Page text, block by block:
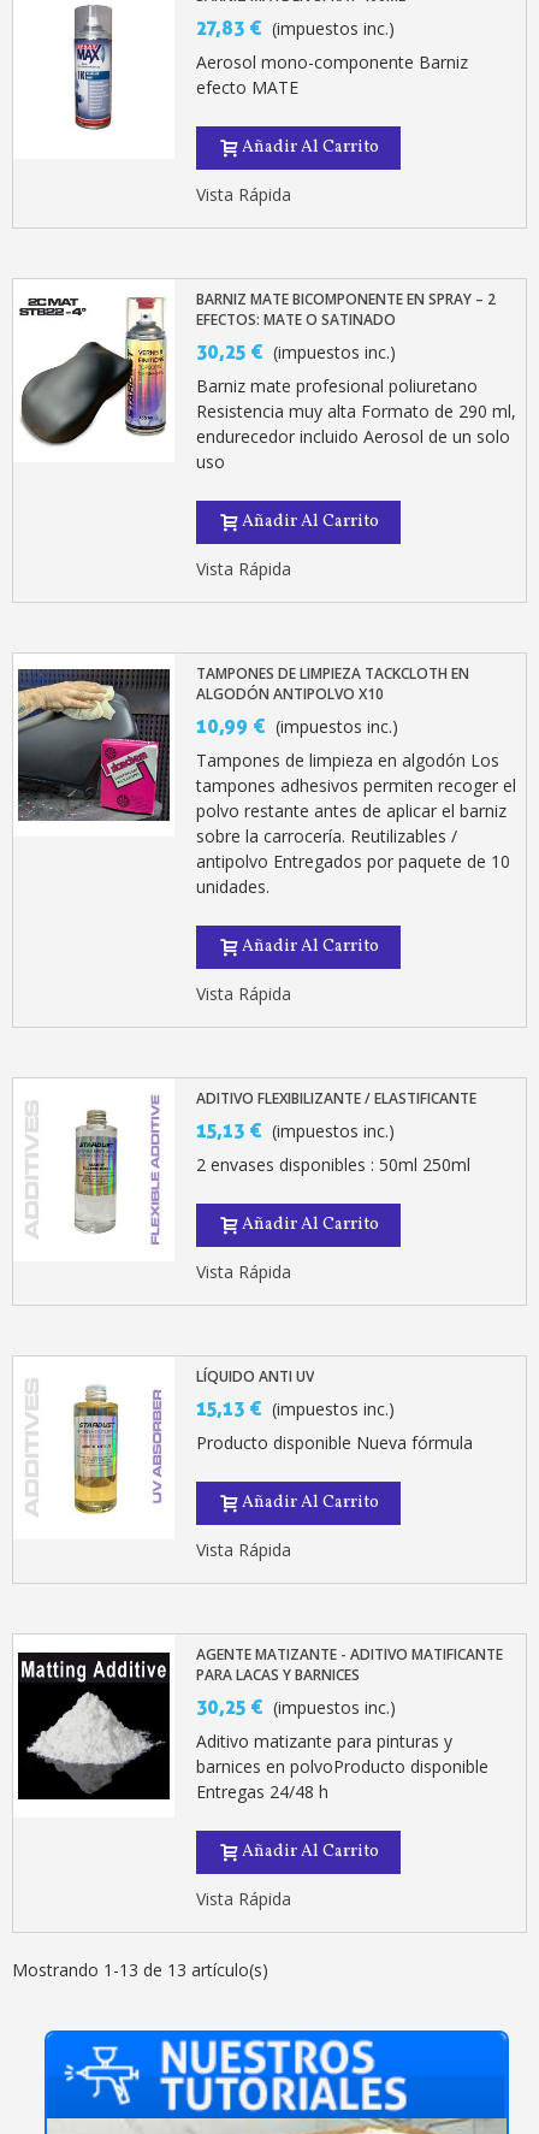
27,83 € (impuestos inc.)
Aerosol mono-componente Barniz
efecto MATE
Añadir Al Carrito
Vista Rápida
BARNIZ MATE BICOMPONENTE EN SPRAY – 2
EFECTOS: MATE O SATINADO
30,25 € (impuestos inc.)
Barniz mate profesional poliuretano
Resistencia muy alta Formato de 290 ml,
endurecedor incluido Aerosol de un solo
uso
Añadir Al Carrito
Vista Rápida
TAMPONES DE LIMPIEZA TACKCLOTH EN
ALGODÓN ANTIPOLVO X10
10,99 € (impuestos inc.)
Tampones de limpieza en algodón Los
tampones adhesivos permiten recoger el
polvo restante antes de aplicar el barniz
sobre la carrocería. Reutilizables /
antipolvo Entregados por paquete de 10
unidades.
Añadir Al Carrito
Vista Rápida
ADITIVO FLEXIBILIZANTE / ELASTIFICANTE
15,13 € (impuestos inc.)
2 envases disponibles : 50ml 250ml
Añadir Al Carrito
Vista Rápida
LÍQUIDO ANTI UV
15,13 € (impuestos inc.)
Producto disponible Nueva fórmula
Añadir Al Carrito
Vista Rápida
AGENTE MATIZANTE - ADITIVO MATIFICANTE
PARA LACAS Y BARNICES
30,25 € (impuestos inc.)
Aditivo matizante para pinturas y
barnices en polvoProducto disponible
Entregas 24/48 h
Añadir Al Carrito
Vista Rápida
Mostrando 1-13 de 13 artículo(s)